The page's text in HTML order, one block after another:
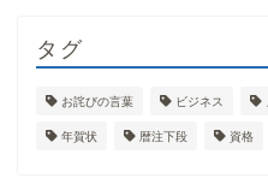
タグ
お詫びの言葉 ビジネス
年賀状 暦注下段 資格